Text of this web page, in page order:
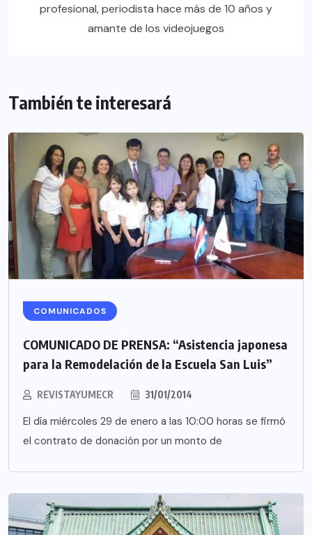
profesional, periodista hace más de 10 años y
amante de los videojuegos
También te interesará
COMUNICADOS
COMUNICADO DE PRENSA: “Asistencia japonesa
para la Remodelación de la Escuela San Luis”
REVISTAYUMECR 31/01/2014
El día miércoles 29 de enero a las 10:00 horas se firmó
el contrato de donación por un monto de